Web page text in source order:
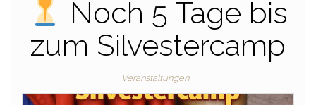
Noch 5 Tage bis
zum Silvestercamp
Veranstaltungen